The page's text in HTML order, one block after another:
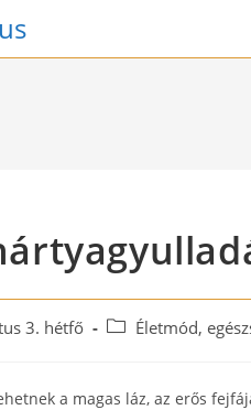
3. hétfő
Post Életmód,
a magas láz, az erős